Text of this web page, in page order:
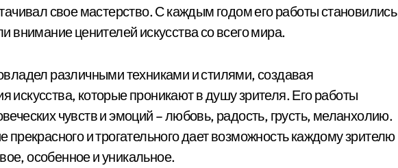
свое мастерство. С каждым годом его работы становились
внимание ценителей искусства со всего мира.
различными техниками и стилями, создавая
искусства, которые проникают в душу зрителя. Его работы
чувств и эмоций – любовь, радость, грусть, меланхолию.
прекрасного и трогательного дает возможность каждому зрителю
особенное и уникальное.